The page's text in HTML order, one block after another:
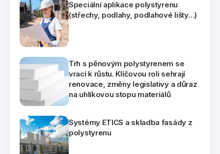
Speciální aplikace polystyrenu
(střechy, podlahy, podlahové lišty…)
Trh s pěnovým polystyrenem se
vrací k růstu. Klíčovou roli sehrají
renovace, změny legislativy a důraz
na uhlíkovou stopu materiálů
Systémy ETICS a skladba fasády z
polystyrenu